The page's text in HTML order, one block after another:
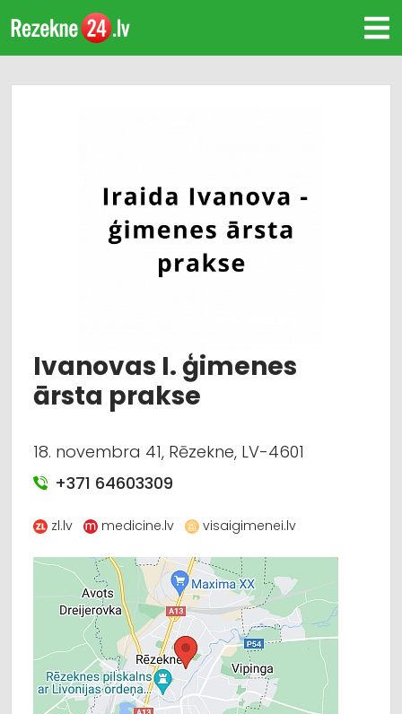
Ivanovas I. ģimenes
ārsta prakse
18. novembra 41, Rēzekne, LV-4601
+371 64603309
zl.lv medicine.lv visaigimenei.lv